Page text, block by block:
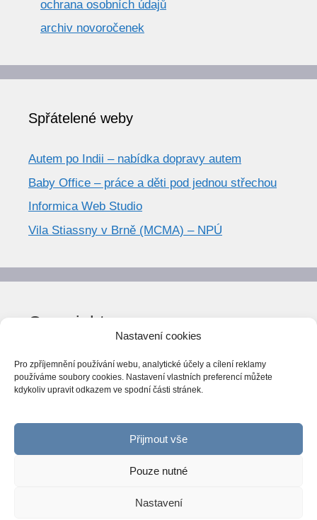
Nastavení cookies
Pro zpříjemnění používání webu, analytické účely a cílení reklamy
používáme soubory cookies. Nastavení vlastních preferencí můžete
kdykoliv upravit odkazem ve spodní části stránek.
Přijmout vše
Pouze nutné
Nastavení
ochrana osobních údajů
archiv novoročenek
Spřátelené weby
Autem po Indii – nabídka dopravy autem
Baby Office – práce a děti pod jednou střechou
Informica Web Studio
Vila Stiassny v Brně (MCMA) – NPÚ
Copyright
© World Trend 2014-2026
Všechna práva vyhrazena.
CC BY-NC 4.0
ováno Národní knihovnou ČR